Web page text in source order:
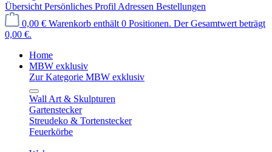
Übersicht Persönliches Profil Adressen Bestellungen
0,00 € Warenkorb enthält 0 Positionen. Der Gesamtwert beträgt
0,00 €.
Home
MBW exklusiv
Zur Kategorie MBW exklusiv
Wall Art & Skulpturen
Gartenstecker
Streudeko & Tortenstecker
Feuerkörbe